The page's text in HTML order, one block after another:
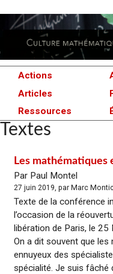
Actions
Articles
Ressources
Textes
Les mathématiques
Par Paul Montel
27 juin 2019, par Marc
Texte de la conférence
l’occasion de la
libération de Paris, le 25
On a dit souvent que
ennuyeux des
spécialité. Je suis fâché